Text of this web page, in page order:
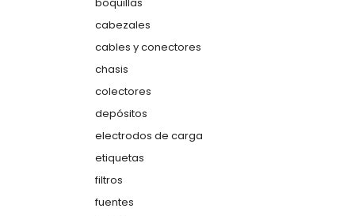
cabezales
cables y conectores
chasis
colectores
depósitos
electrodos de carga
etiquetas
filtros
fuentes